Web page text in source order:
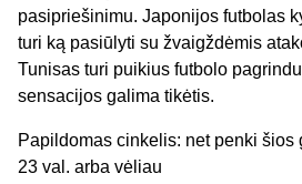
pasipriešinimu. Japonijos futbolas
turi ką pasiūlyti su žvaigždėmis
Tunisas turi puikius futbolo
sensacijos galima tikėtis.
Papildomas cinkelis: net penki šios
23 val. arba vėliau